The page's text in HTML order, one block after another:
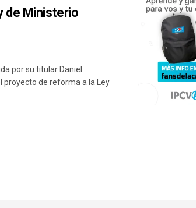
de Ministerio
por su titular Daniel
proyecto de reforma a la Ley